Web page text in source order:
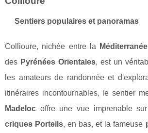
Sentiers populaires et panoramas
Collioure, nichée entre la Méditerranée
des Pyrénées Orientales, est un
les amateurs de randonnée et
itinéraires incontournables, le sentier
Madeloc offre une vue imprenable
criques Porteils, en bas, et la fameuse